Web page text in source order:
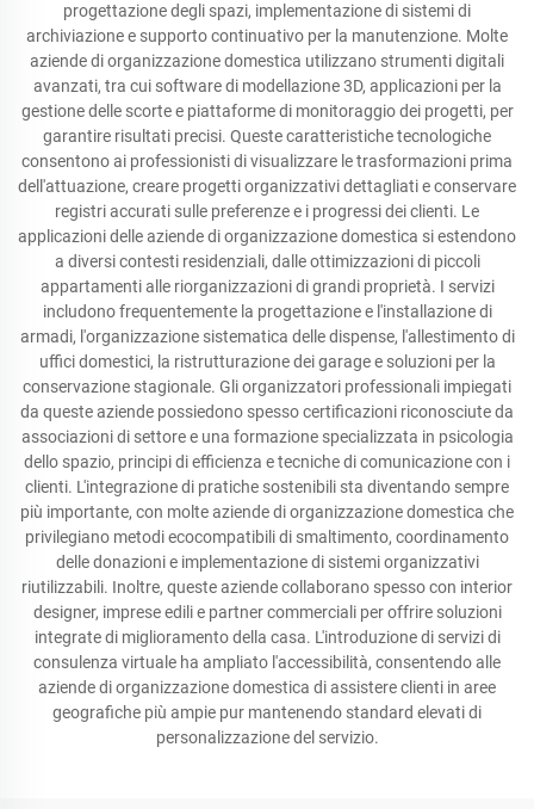
progettazione degli spazi, implementazione di sistemi di
archiviazione e supporto continuativo per la manutenzione. Molte
aziende di organizzazione domestica utilizzano strumenti digitali
avanzati, tra cui software di modellazione 3D, applicazioni per la
gestione delle scorte e piattaforme di monitoraggio dei progetti, per
garantire risultati precisi. Queste caratteristiche tecnologiche
consentono ai professionisti di visualizzare le trasformazioni prima
dell'attuazione, creare progetti organizzativi dettagliati e conservare
registri accurati sulle preferenze e i progressi dei clienti. Le
applicazioni delle aziende di organizzazione domestica si estendono
a diversi contesti residenziali, dalle ottimizzazioni di piccoli
appartamenti alle riorganizzazioni di grandi proprietà. I servizi
includono frequentemente la progettazione e l'installazione di
armadi, l'organizzazione sistematica delle dispense, l'allestimento di
uffici domestici, la ristrutturazione dei garage e soluzioni per la
conservazione stagionale. Gli organizzatori professionali impiegati
da queste aziende possiedono spesso certificazioni riconosciute da
associazioni di settore e una formazione specializzata in psicologia
dello spazio, principi di efficienza e tecniche di comunicazione con i
clienti. L'integrazione di pratiche sostenibili sta diventando sempre
più importante, con molte aziende di organizzazione domestica che
privilegiano metodi ecocompatibili di smaltimento, coordinamento
delle donazioni e implementazione di sistemi organizzativi
riutilizzabili. Inoltre, queste aziende collaborano spesso con interior
designer, imprese edili e partner commerciali per offrire soluzioni
integrate di miglioramento della casa. L'introduzione di servizi di
consulenza virtuale ha ampliato l'accessibilità, consentendo alle
aziende di organizzazione domestica di assistere clienti in aree
geografiche più ampie pur mantenendo standard elevati di
personalizzazione del servizio.